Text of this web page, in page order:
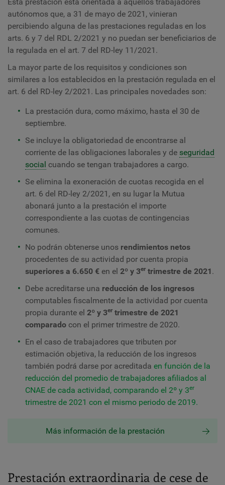
autónomos que, a 31 de mayo de 2021, vinieran
percibiendo alguna de las prestaciones reguladas en los
arts. 6 y 7 del RDL 2/2021 y no puedan ser beneficiarios de
la regulada en el art. 7 del RD-ley 11/2021.
La mayor parte de los requisitos y condiciones son
similares a los establecidos en la prestación regulada en el
art. 6 del RD-ley 2/2021. Las principales novedades son:
La prestación dura, como máximo, hasta el 30 de
septiembre.
Se incluye la obligatoriedad de encontrarse al
corriente de las obligaciones laborales y de seguridad
social cuando se tengan trabajadores a cargo.
Se elimina la exoneración de cuotas recogida en el
art. 6 del RD-ley 2/2021, en su lugar la Mutua
abonará junto a la prestación el importe
correspondiente a las cuotas de contingencias
comunes.
No podrán obtenerse unos rendimientos netos
procedentes de su actividad por cuenta propia
superiores a 6.650 € en el 2º y 3er trimestre de 2021 .
Debe acreditarse una reducción de los ingresos
computables fiscalmente de la actividad por cuenta
propia durante el 2º y 3er trimestre de 2021
comparado con el primer trimestre de 2020.
En el caso de trabajadores que tributen por
estimación objetiva, la reducción de los ingresos
también podrá darse por acreditada en función de la
reducción del promedio de trabajadores afiliados al
CNAE de cada actividad, comparando el 2º y 3er
trimestre de 2021 con el mismo periodo de 2019.
Más información de la prestación
Prestación extraordinaria de cese de